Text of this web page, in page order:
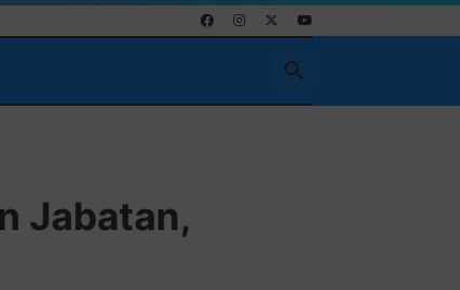
Jabatan,